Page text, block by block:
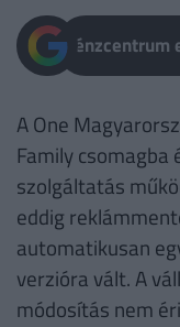
Pénzcentrum
A One
Family
szolgáltatás
eddig
automatikusan
verzióra vált. A
módosítás nem